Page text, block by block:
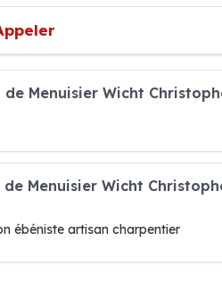
Menuisier Wicht
Menuisier Wicht
ébéniste artisan charpentier